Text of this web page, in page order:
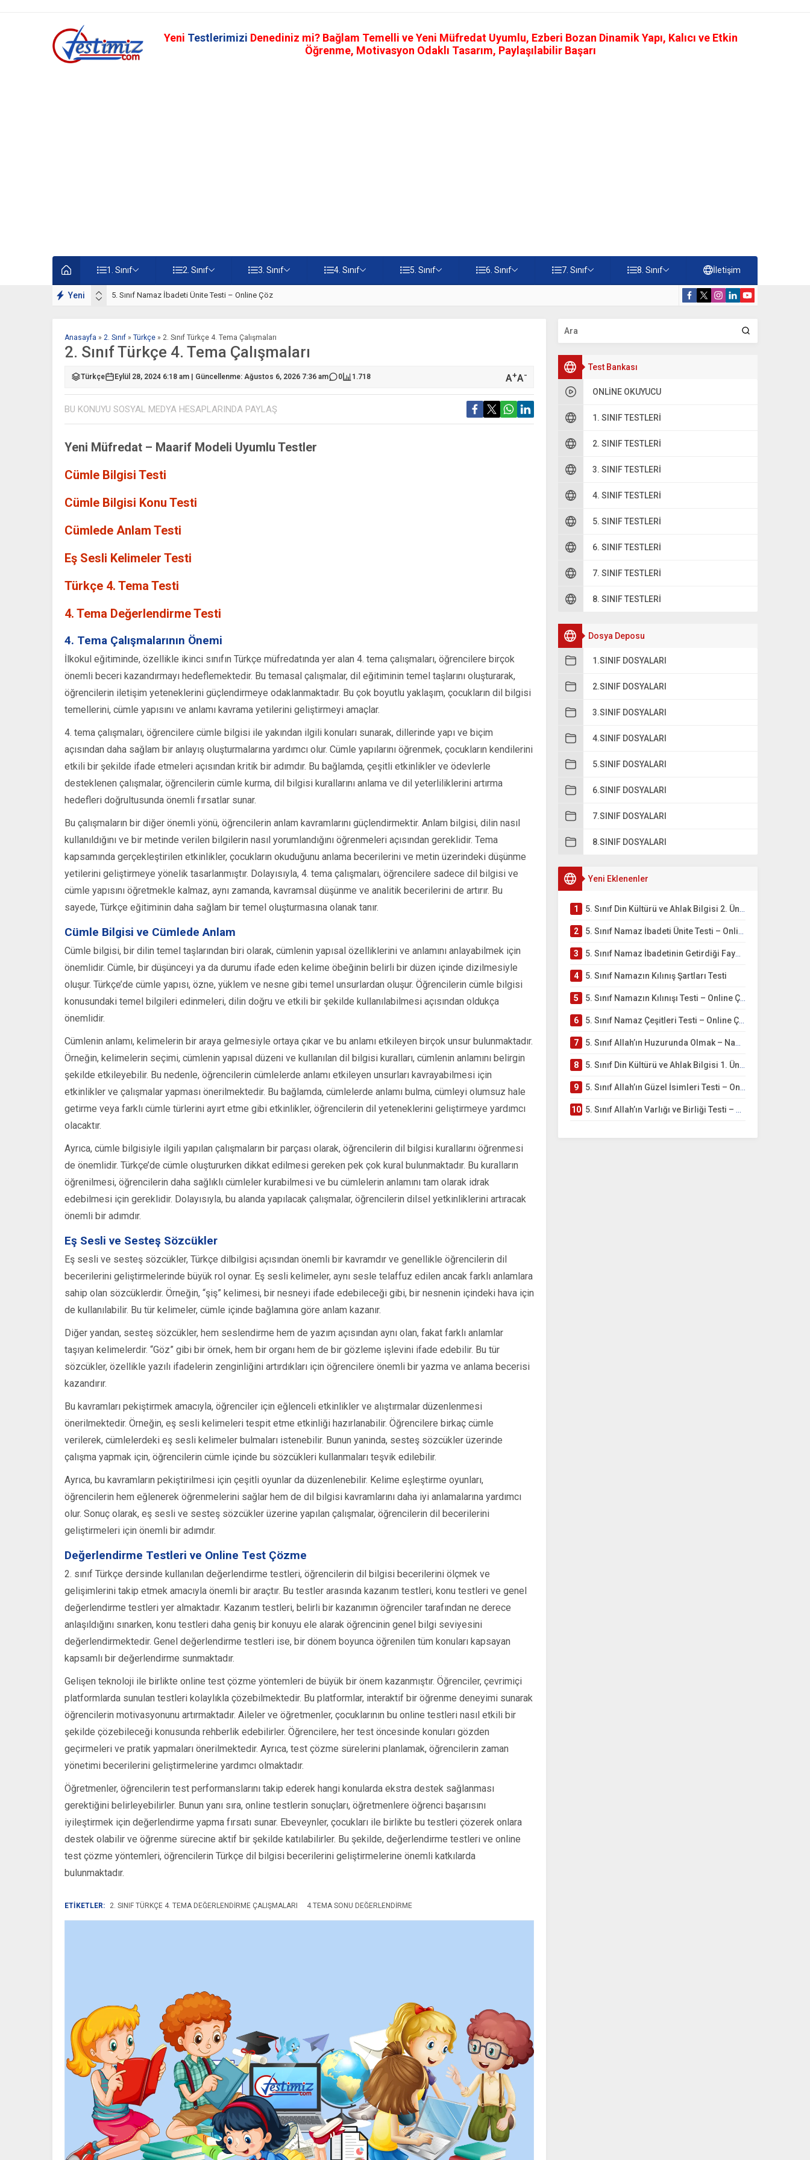
Yeni Testlerimizi Denediniz mi? Bağlam Temelli ve Yeni Müfredat Uyumlu, Ezberi Bozan Dinamik Yapı, Kalıcı ve Etkin
Öğrenme, Motivasyon Odaklı Tasarım, Paylaşılabilir Başarı
1. Sınıf 2. Sınıf 3. Sınıf 4. Sınıf 5. Sınıf 6. Sınıf 7. Sınıf 8. Sınıf İletişim
Yeni 5. Sınıf Namaz İbadeti Ünite Testi – Online Çöz
Test Bankası
ONLINE OKUYUCU
1. SINIF TESTLERI
2. SINIF TESTLERI
3. SINIF TESTLERI
4. SINIF TESTLERI
5. SINIF TESTLERI
6. SINIF TESTLERI
7. SINIF TESTLERI
8. SINIF TESTLERI
Dosya Deposu
1.SINIF DOSYALARI
2.SINIF DOSYALARI
3.SINIF DOSYALARI
4.SINIF DOSYALARI
5.SINIF DOSYALARI
6.SINIF DOSYALARI
7.SINIF DOSYALARI
8.SINIF DOSYALARI
Yeni Eklenenler
1 5. Sınıf Din Kültürü ve Ahlak Bilgisi 2. Ünite: Namaz İbadeti Çalışmaları
2 5. Sınıf Namaz İbadeti Ünite Testi – Online Çöz
3 5. Sınıf Namaz İbadetinin Getirdiği Faydalar Testi
4 5. Sınıf Namazın Kılınış Şartları Testi
5 5. Sınıf Namazın Kılınışı Testi – Online Çöz
6 5. Sınıf Namaz Çeşitleri Testi – Online Çöz
7 5. Sınıf Allah’ın Huzurunda Olmak – Namaz İbadeti Testi
8 5. Sınıf Din Kültürü ve Ahlak Bilgisi 1. Ünite: Allah İnancı Çalışmaları
9 5. Sınıf Allah’ın Güzel İsimleri Testi – Online Çöz
10 5. Sınıf Allah’ın Varlığı ve Birliği Testi – Online Çöz
Anasayfa » 2. Sınıf » Türkçe » 2. Sınıf Türkçe 4. Tema Çalışmaları
2. Sınıf Türkçe 4. Tema Çalışmaları
Türkçe Eylül 28, 2024 6:18 am | Güncellenme: Ağustos 6, 2026 7:36 am 0 1.718 A+A-
BU KONUYU SOSYAL MEDYA HESAPLARINDA PAYLAŞ
Yeni Müfredat – Maarif Modeli Uyumlu Testler
Cümle Bilgisi Testi
Cümle Bilgisi Konu Testi
Cümlede Anlam Testi
Eş Sesli Kelimeler Testi
Türkçe 4. Tema Testi
4. Tema Değerlendirme Testi
4. Tema Çalışmalarının Önemi
İlkokul eğitiminde, özellikle ikinci sınıfın Türkçe müfredatında yer alan 4. tema çalışmaları, öğrencilere birçok
önemli beceri kazandırmayı hedeflemektedir. Bu temasal çalışmalar, dil eğitiminin temel taşlarını oluşturarak,
öğrencilerin iletişim yeteneklerini güçlendirmeye odaklanmaktadır. Bu çok boyutlu yaklaşım, çocukların dil bilgisi
temellerini, cümle yapısını ve anlamı kavrama yetilerini geliştirmeyi amaçlar.
4. tema çalışmaları, öğrencilere cümle bilgisi ile yakından ilgili konuları sunarak, dillerinde yapı ve biçim
açısından daha sağlam bir anlayış oluşturmalarına yardımcı olur. Cümle yapılarını öğrenmek, çocukların kendilerini
etkili bir şekilde ifade etmeleri açısından kritik bir adımdır. Bu bağlamda, çeşitli etkinlikler ve ödevlerle
desteklenen çalışmalar, öğrencilerin cümle kurma, dil bilgisi kurallarını anlama ve dil yeterliliklerini artırma
hedefleri doğrultusunda önemli fırsatlar sunar.
Bu çalışmaların bir diğer önemli yönü, öğrencilerin anlam kavramlarını güçlendirmektir. Anlam bilgisi, dilin nasıl
kullanıldığını ve bir metinde verilen bilgilerin nasıl yorumlandığını öğrenmeleri açısından gereklidir. Tema
kapsamında gerçekleştirilen etkinlikler, çocukların okuduğunu anlama becerilerini ve metin üzerindeki düşünme
yetilerini geliştirmeye yönelik tasarlanmıştır. Dolayısıyla, 4. tema çalışmaları, öğrencilere sadece dil bilgisi ve
cümle yapısını öğretmekle kalmaz, aynı zamanda, kavramsal düşünme ve analitik becerilerini de artırır. Bu
sayede, Türkçe eğitiminin daha sağlam bir temel oluşturmasına olanak tanır.
Cümle Bilgisi ve Cümlede Anlam
Cümle bilgisi, bir dilin temel taşlarından biri olarak, cümlenin yapısal özelliklerini ve anlamını anlayabilmek için
önemlidir. Cümle, bir düşünceyi ya da durumu ifade eden kelime öbeğinin belirli bir düzen içinde dizilmesiyle
oluşur. Türkçe’de cümle yapısı, özne, yüklem ve nesne gibi temel unsurlardan oluşur. Öğrencilerin cümle bilgisi
konusundaki temel bilgileri edinmeleri, dilin doğru ve etkili bir şekilde kullanılabilmesi açısından oldukça
önemlidir.
Cümlenin anlamı, kelimelerin bir araya gelmesiyle ortaya çıkar ve bu anlamı etkileyen birçok unsur bulunmaktadır.
Örneğin, kelimelerin seçimi, cümlenin yapısal düzeni ve kullanılan dil bilgisi kuralları, cümlenin anlamını belirgin
şekilde etkileyebilir. Bu nedenle, öğrencilerin cümlelerde anlamı etkileyen unsurları kavrayabilmesi için
etkinlikler ve çalışmalar yapması önerilmektedir. Bu bağlamda, cümlelerde anlamı bulma, cümleyi olumsuz hale
getirme veya farklı cümle türlerini ayırt etme gibi etkinlikler, öğrencilerin dil yeteneklerini geliştirmeye yardımcı
olacaktır.
Ayrıca, cümle bilgisiyle ilgili yapılan çalışmaların bir parçası olarak, öğrencilerin dil bilgisi kurallarını öğrenmesi
de önemlidir. Türkçe’de cümle oluştururken dikkat edilmesi gereken pek çok kural bulunmaktadır. Bu kuralların
öğrenilmesi, öğrencilerin daha sağlıklı cümleler kurabilmesi ve bu cümlelerin anlamını tam olarak idrak
edebilmesi için gereklidir. Dolayısıyla, bu alanda yapılacak çalışmalar, öğrencilerin dilsel yetkinliklerini artıracak
önemli bir adımdır.
Eş Sesli ve Sesteş Sözcükler
Eş sesli ve sesteş sözcükler, Türkçe dilbilgisi açısından önemli bir kavramdır ve genellikle öğrencilerin dil
becerilerini geliştirmelerinde büyük rol oynar. Eş sesli kelimeler, aynı sesle telaffuz edilen ancak farklı anlamlara
sahip olan sözcüklerdir. Örneğin, “şiş” kelimesi, bir nesneyi ifade edebileceği gibi, bir nesnenin içindeki hava için
de kullanılabilir. Bu tür kelimeler, cümle içinde bağlamına göre anlam kazanır.
Diğer yandan, sesteş sözcükler, hem seslendirme hem de yazım açısından aynı olan, fakat farklı anlamlar
taşıyan kelimelerdir. “Göz” gibi bir örnek, hem bir organı hem de bir gözleme işlevini ifade edebilir. Bu tür
sözcükler, özellikle yazılı ifadelerin zenginliğini artırdıkları için öğrencilere önemli bir yazma ve anlama becerisi
kazandırır.
Bu kavramları pekiştirmek amacıyla, öğrenciler için eğlenceli etkinlikler ve alıştırmalar düzenlenmesi
önerilmektedir. Örneğin, eş sesli kelimeleri tespit etme etkinliği hazırlanabilir. Öğrencilere birkaç cümle
verilerek, cümlelerdeki eş sesli kelimeler bulmaları istenebilir. Bunun yaninda, sesteş sözcükler üzerinde
çalışma yapmak için, öğrencilerin cümle içinde bu sözcükleri kullanmaları teşvik edilebilir.
Ayrıca, bu kavramların pekiştirilmesi için çeşitli oyunlar da düzenlenebilir. Kelime eşleştirme oyunları,
öğrencilerin hem eğlenerek öğrenmelerini sağlar hem de dil bilgisi kavramlarını daha iyi anlamalarına yardımcı
olur. Sonuç olarak, eş sesli ve sesteş sözcükler üzerine yapılan çalışmalar, öğrencilerin dil becerilerini
geliştirmeleri için önemli bir adımdır.
Değerlendirme Testleri ve Online Test Çözme
2. sınıf Türkçe dersinde kullanılan değerlendirme testleri, öğrencilerin dil bilgisi becerilerini ölçmek ve
gelişimlerini takip etmek amacıyla önemli bir araçtır. Bu testler arasında kazanım testleri, konu testleri ve genel
değerlendirme testleri yer almaktadır. Kazanım testleri, belirli bir kazanımın öğrenciler tarafından ne derece
anlaşıldığını sınarken, konu testleri daha geniş bir konuyu ele alarak öğrencinin genel bilgi seviyesini
değerlendirmektedir. Genel değerlendirme testleri ise, bir dönem boyunca öğrenilen tüm konuları kapsayan
kapsamlı bir değerlendirme sunmaktadır.
Gelişen teknoloji ile birlikte online test çözme yöntemleri de büyük bir önem kazanmıştır. Öğrenciler, çevrimiçi
platformlarda sunulan testleri kolaylıkla çözebilmektedir. Bu platformlar, interaktif bir öğrenme deneyimi sunarak
öğrencilerin motivasyonunu artırmaktadır. Aileler ve öğretmenler, çocuklarının bu online testleri nasıl etkili bir
şekilde çözebileceği konusunda rehberlik edebilirler. Öğrencilere, her test öncesinde konuları gözden
geçirmeleri ve pratik yapmaları önerilmektedir. Ayrıca, test çözme sürelerini planlamak, öğrencilerin zaman
yönetimi becerilerini geliştirmelerine yardımcı olmaktadır.
Öğretmenler, öğrencilerin test performanslarını takip ederek hangi konularda ekstra destek sağlanması
gerektiğini belirleyebilirler. Bunun yanı sıra, online testlerin sonuçları, öğretmenlere öğrenci başarısını
iyileştirmek için değerlendirme yapma fırsatı sunar. Ebeveynler, çocukları ile birlikte bu testleri çözerek onlara
destek olabilir ve öğrenme sürecine aktif bir şekilde katılabilirler. Bu şekilde, değerlendirme testleri ve online
test çözme yöntemleri, öğrencilerin Türkçe dil bilgisi becerilerini geliştirmelerine önemli katkılarda
bulunmaktadır.
ETİKETLER: 2. SINIF TÜRKÇE 4. TEMA DEĞERLENDIRME ÇALIŞMALARI 4.TEMA SONU DEĞERLENDIRME